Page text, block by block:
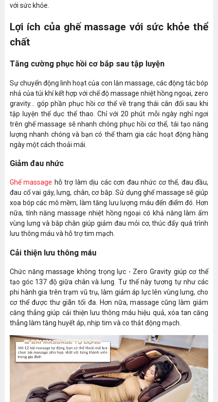
với sức khỏe.
Lợi ích của ghế massage với sức khỏe thể
chất
Tăng cường phục hồi cơ bắp sau tập luyện
Sự chuyển động linh hoạt của con lăn massage, các động tác bóp
nhả của túi khí kết hợp với chế độ massage nhiệt hồng ngoại, zero
gravity... góp phần phục hồi cơ thể về trạng thái cân đối sau khi
tập luyện thể dục thể thao. Chỉ với 20 phút mỗi ngày nghỉ ngơi
trên ghế massage sẽ nhanh chóng phục hồi cơ thể, tái tạo năng
lượng nhanh chóng và bạn có thể tham gia các hoạt động hàng
ngày một cách thoải mái.
Giảm đau nhức
Ghế massage hỗ trợ làm dịu các cơn đau nhức cơ thể, đau đầu,
đau cổ vai gáy, lưng, chân, cơ bắp. Sử dụng ghế massage sẽ giúp
xoa bóp các mô mềm, làm tăng lưu lượng máu đến điểm đó. Hơn
nữa, tính năng massage nhiệt hồng ngoại có khả năng làm ấm
vùng lưng và bắp chân giúp giảm đau mỏi cơ, thúc đẩy quá trình
lưu thông máu và hỗ trợ tim mạch.
Cải thiện lưu thông máu
Chức năng massage không trọng lực - Zero Gravity giúp cơ thể
tạo góc 137 độ giữa chân và lưng. Tư thế này tương tự như các
phi hành gia trên trạm vũ trụ, làm giảm áp lực lên vùng lưng, cho
cơ thể được thư giãn tối đa. Hơn nữa, massage cũng làm giảm
căng thẳng giúp cải thiện lưu thông máu hiệu quả, xóa tan căng
thẳng làm tăng huyết áp, nhịp tim và co thắt động mạch.